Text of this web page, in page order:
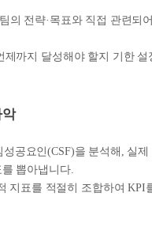
의 전략·목표와 직접 관련되
제까지 달성해야 할지 기한 설
악
공요인(CSF)을 분석해, 실제
뽑아냅니다.
지표를 적절히 조합하여 KPI